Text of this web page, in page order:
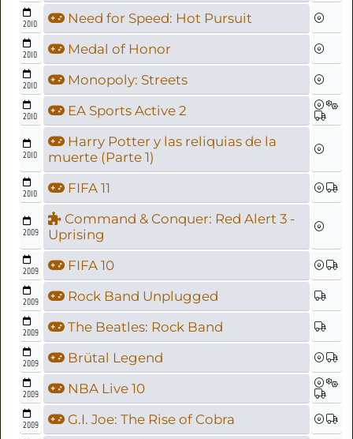
2010 Need for Speed: Hot Pursuit
2010 Medal of Honor
2010 Monopoly: Streets
2010 EA Sports Active 2
2010
Harry Potter y las reliquias de la
muerte (Parte 1)
2010 FIFA 11
2009
Command & Conquer: Red Alert 3 -
Uprising
2009 FIFA 10
2009 Rock Band Unplugged
2009 The Beatles: Rock Band
2009 Brütal Legend
2009 NBA Live 10
2009 G.I. Joe: The Rise of Cobra